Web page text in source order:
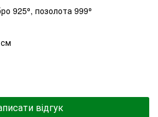
925⁰, позолота 999⁰
відгук